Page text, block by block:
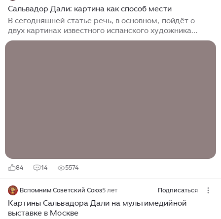
Сальвадор Дали: картина как способ мести
В сегодняшней статье речь, в основном, пойдёт о
двух картинах известного испанского художника
Сальвадора Дали, разделённых почти 30-летним
84 14 5574
Вспомним Советский Союз5 лет Подписаться
Картины Сальвадора Дали на мультимедийной
выставке в Москве